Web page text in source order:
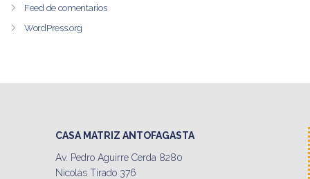
Feed de comentarios
WordPress.org
CASA MATRIZ ANTOFAGASTA
Av. Pedro Aguirre Cerda 8280
Nicolás Tirado 376